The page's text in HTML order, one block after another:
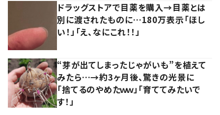
ドラッグストアで目薬を購入→目薬とは
別に渡されたものに…180万表示「ほし
い！」「え、なにこれ！！」
“芽が出てしまったじゃがいも”を植えて
みたら…→約3ヶ月後、驚きの光景に
「捨てるのやめたｗｗ」「育ててみたいで
す！」